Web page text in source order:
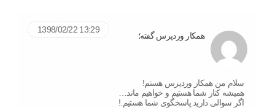
همکار وردپرس گفته؛
13:29 1398/02/22
سلام من همکار وردپرس هستم!
همیشه کنار شما هستیم و خواهیم ماند…
اگر سوالی دارید پاسخگوی شما هستیم.!